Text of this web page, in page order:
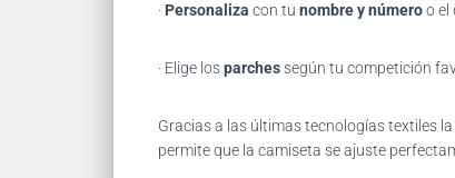
· Personaliza con tu nombre y númeroo el
· Elige losparchessegún tu competición
Graciasa las últimas tecnologías textiles
permite que la camiseta se ajuste